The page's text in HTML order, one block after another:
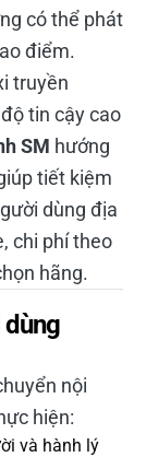
có thể phát
điểm.
truyền
tin cậy cao
SM hướng
tiết kiệm
dùng địa
chi phí theo
hãng.
nội
hiện:
và hành lý